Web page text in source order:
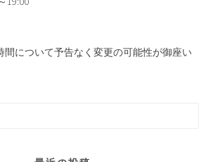
間について予告なく変更の可能性が御座い